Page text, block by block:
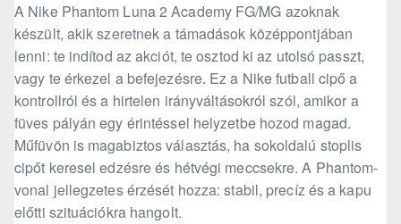
A Nike Phantom Luna 2 Academy FG/MG azoknak
készült, akik szeretnek a támadások középpontjában
lenni: te indítod az akciót, te osztod ki az utolsó passzt,
vagy te érkezel a befejezésre. Ez a Nike futball cipő a
kontrollról és a hirtelen irányváltásokról szól, amikor a
füves pályán egy érintéssel helyzetbe hozod magad.
Műfüvön is magabiztos választás, ha sokoldalú stoplis
cipőt keresel edzésre és hétvégi meccsekre. A Phantom-
vonal jellegzetes érzését hozza: stabil, precíz és a kapu
előtti szituációkra hangolt.